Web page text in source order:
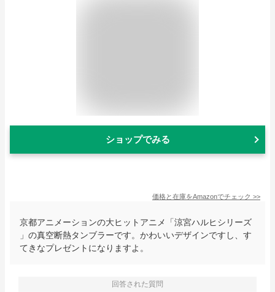
ショップでみる
価格と在庫をAmazonでチェック >>
京都アニメーションの大ヒットアニメ「涼宮ハルヒシリーズ
」の真空断熱タンブラーです。かわいいデザインですし、す
てきなプレゼントになりますよ。
回答された質問